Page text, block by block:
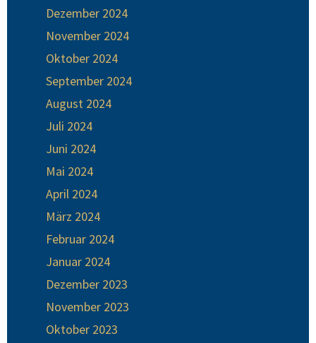
Dezember 2024
November 2024
Oktober 2024
September 2024
August 2024
Juli 2024
Juni 2024
Mai 2024
April 2024
März 2024
Februar 2024
Januar 2024
Dezember 2023
November 2023
Oktober 2023